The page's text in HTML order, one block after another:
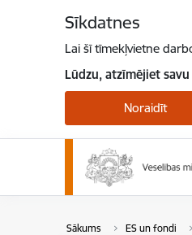
Sīkdatnes
Lai šī tīmekļvietne
Lūdzu, atzīmējiet
Noraidīt
Sākums ES un fondi